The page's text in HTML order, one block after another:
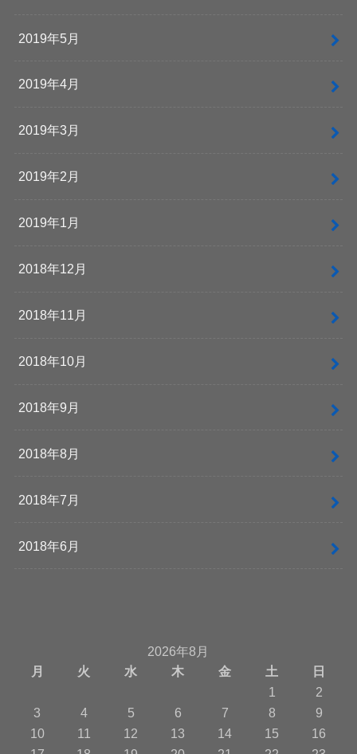
2019年5月
2019年4月
2019年3月
2019年2月
2019年1月
2018年12月
2018年11月
2018年10月
2018年9月
2018年8月
2018年7月
2018年6月
2026年8月
月
火 水 木 金 土
日
1
2
3
4 5 6 7 8
9
10
11 12 13 14 15
16